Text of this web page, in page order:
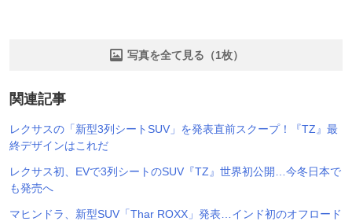
写真を全て見る（1枚）
関連記事
レクサスの「新型3列シートSUV」を発表直前スクープ！『TZ』最
終デザインはこれだ
レクサス初、EVで3列シートのSUV『TZ』世界初公開…今冬日本で
も発売へ
マヒンドラ、新型SUV「Thar ROXX」発表…インド初のオフロード